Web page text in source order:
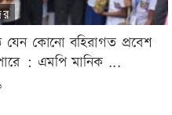
যেন কোনো বহিরাগত প্রবেশ
: এমপি মানিক ...